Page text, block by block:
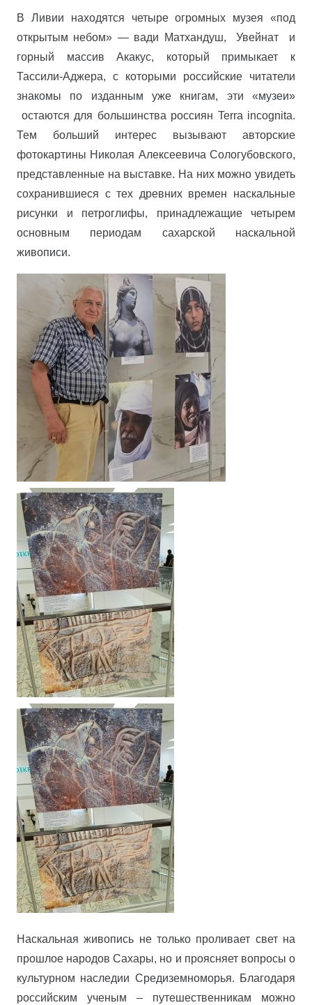
В Ливии находятся четыре огромных музея «под
открытым небом» — вади Матхандуш, Увейнат и
горный массив Акакус, который примыкает к
Тассили-Аджера, с которыми российские читатели
знакомы по изданным уже книгам, эти «музеи»
остаются для большинства россиян Terra incognita.
Тем больший интерес вызывают авторские
фотокартины Николая Алексеевича Сологубовского,
представленные на выставке. На них можно увидеть
сохранившиеся с тех древних времен наскальные
рисунки и петроглифы, принадлежащие четырем
основным периодам сахарской наскальной
живописи.
Наскальная живопись не только проливает свет на
прошлое народов Сахары, но и проясняет вопросы о
культурном наследии Средиземноморья. Благодаря
российским ученым – путешественникам можно